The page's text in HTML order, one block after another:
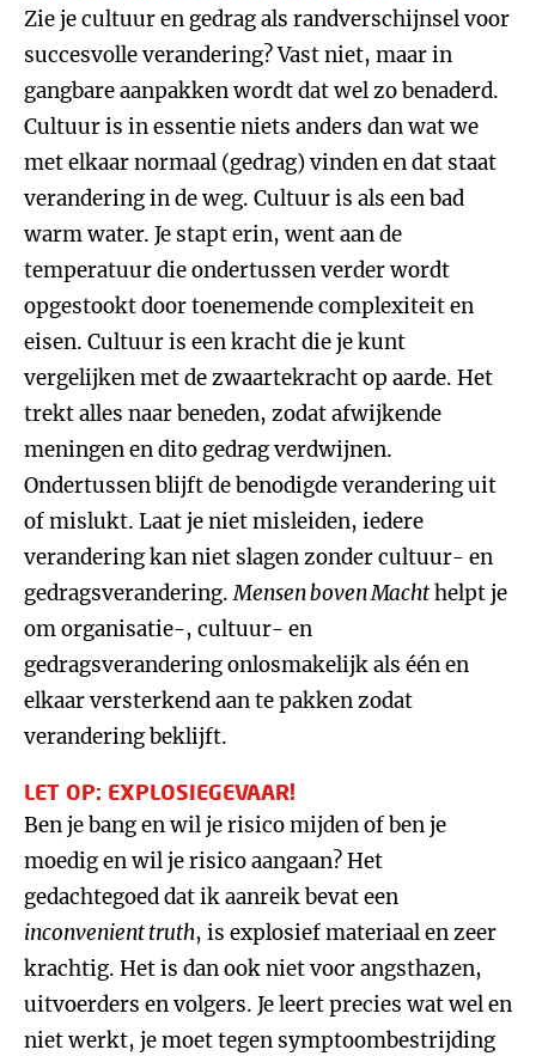
Zie je cultuur en gedrag als randverschijnsel voor
succesvolle verandering? Vast niet, maar in
gangbare aanpakken wordt dat wel zo benaderd.
Cultuur is in essentie niets anders dan wat we
met elkaar normaal (gedrag) vinden en dat staat
verandering in de weg. Cultuur is als een bad
warm water. Je stapt erin, went aan de
temperatuur die ondertussen verder wordt
opgestookt door toenemende complexiteit en
eisen. Cultuur is een kracht die je kunt
vergelijken met de zwaartekracht op aarde. Het
trekt alles naar beneden, zodat afwijkende
meningen en dito gedrag verdwijnen.
Ondertussen blijft de benodigde verandering uit
of mislukt. Laat je niet misleiden, iedere
verandering kan niet slagen zonder cultuur- en
gedragsverandering.Mensen boven Machthelpt je
om organisatie-, cultuur- en
gedragsverandering onlosmakelijk als één en
elkaar versterkend aan te pakken zodat
verandering beklijft.
LET OP: EXPLOSIEGEVAAR!
Ben je bang en wil je risico mijden of ben je
moedig en wil je risico aangaan? Het
gedachtegoed dat ik aanreik bevat een
inconvenient truth, is explosief materiaal en zeer
krachtig. Het is dan ook niet voor angsthazen,
uitvoerders en volgers. Je leert precies wat wel en
niet werkt, je moet tegen symptoombestrijding